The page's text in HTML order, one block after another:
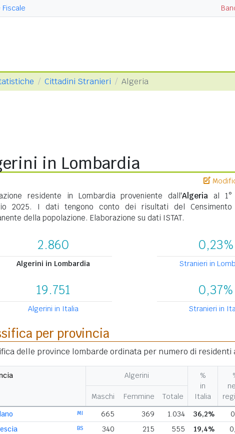
Fiscale
Cittadini Stranieri Algeria
in Lombardia
residente in Lombardia proveniente dall'Algeria al 1°
2025. I dati tengono conto dei risultati del Censimento
della popolazione. Elaborazione su dati ISTAT.
2.860
Algerini in Lombardia
0,23%
Stranieri in
19.751
Algerini in Italia
0,37%
Stranieri in
per provincia
delle province lombarde ordinata per numero di residenti
Algerini
%
in
Italia
Maschi Femmine Totale
MI 665 369 1.034 36,2%
BS 340 215 555 19,4%